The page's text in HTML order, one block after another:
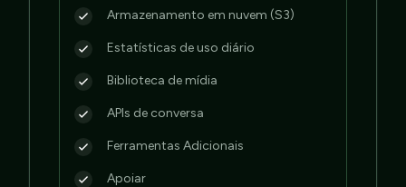
Armazenamento em nuvem (S3)
Estatísticas de uso diário
Biblioteca de mídia
APIs de conversa
Ferramentas Adicionais
Apoiar